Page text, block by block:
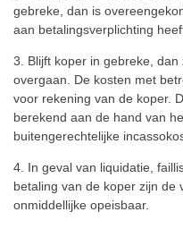
gebreke, dan is
aan betalingsverplichting
3. Blijft koper in gebreke,
overgaan. De kosten met
voor rekening van de koper.
berekend aan de hand van
buitengerechtelijke
4. In geval van liquidatie,
betaling van de koper zijn de
onmiddellijke opeisbaar.